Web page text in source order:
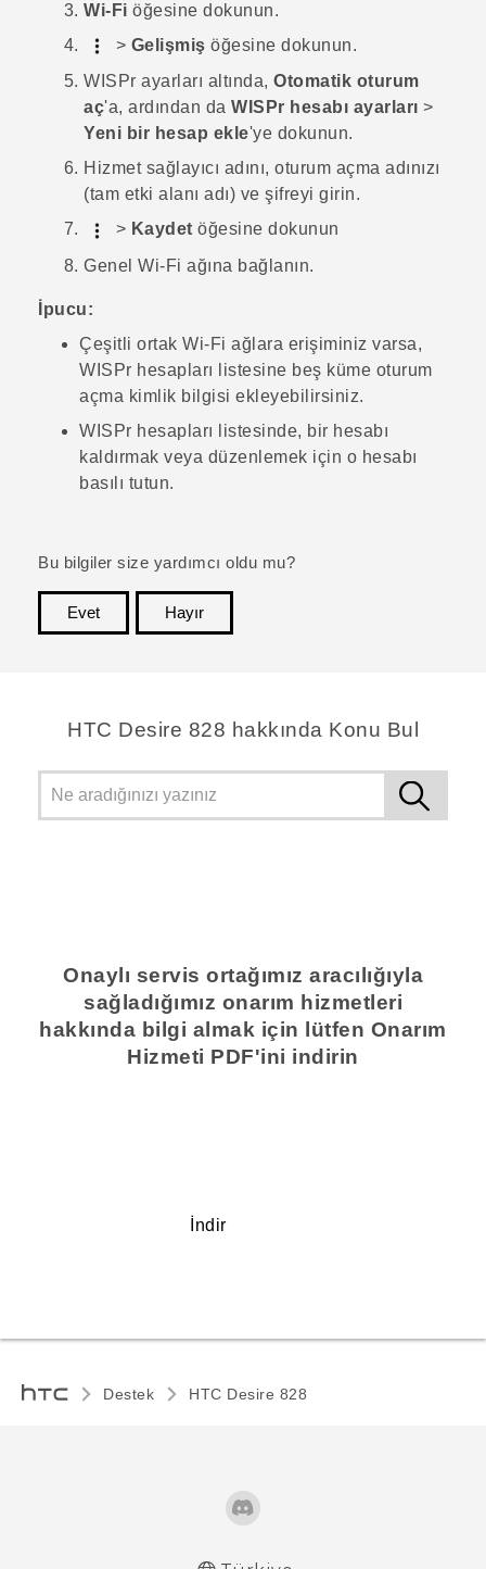
Wi-Fi öğesine dokunun.
> Gelişmiş öğesine dokunun.
WISPr ayarları altında, Otomatik oturum
aç'a, ardından da WISPr hesabı ayarları >
Yeni bir hesap ekle'ye dokunun.
Hizmet sağlayıcı adını, oturum açma adınızı
(tam etki alanı adı) ve şifreyi girin.
> Kaydet öğesine dokunun
Genel Wi‍-Fi ağına bağlanın.
İpucu:
Çeşitli ortak Wi‍-Fi ağlara erişiminiz varsa,
WISPr hesapları listesine beş küme oturum
açma kimlik bilgisi ekleyebilirsiniz.
WISPr hesapları listesinde, bir hesabı
kaldırmak veya düzenlemek için o hesabı
basılı tutun.
Bu bilgiler size yardımcı oldu mu?
Evet
Hayır
HTC Desire 828 hakkında Konu Bul
Onaylı servis ortağımız aracılığıyla
sağladığımız onarım hizmetleri
hakkında bilgi almak için lütfen Onarım
Hizmeti PDF'ini indirin
İndir
Destek HTC Desire 828‎